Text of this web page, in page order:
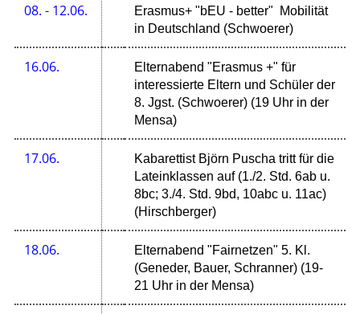
08. - 12.06.
Erasmus+ "bEU - better" Mobilität
in Deutschland (Schwoerer)
16.06.
Elternabend "Erasmus +" für
interessierte Eltern und Schüler der
8. Jgst. (Schwoerer) (19 Uhr in der
Mensa)
17.06.
Kabarettist Björn Puscha tritt für die
Lateinklassen auf (1./2. Std. 6ab u.
8bc; 3./4. Std. 9bd, 10abc u. 11ac)
(Hirschberger)
18.06.
Elternabend "Fairnetzen" 5. Kl.
(Geneder, Bauer, Schranner) (19-
21 Uhr in der Mensa)